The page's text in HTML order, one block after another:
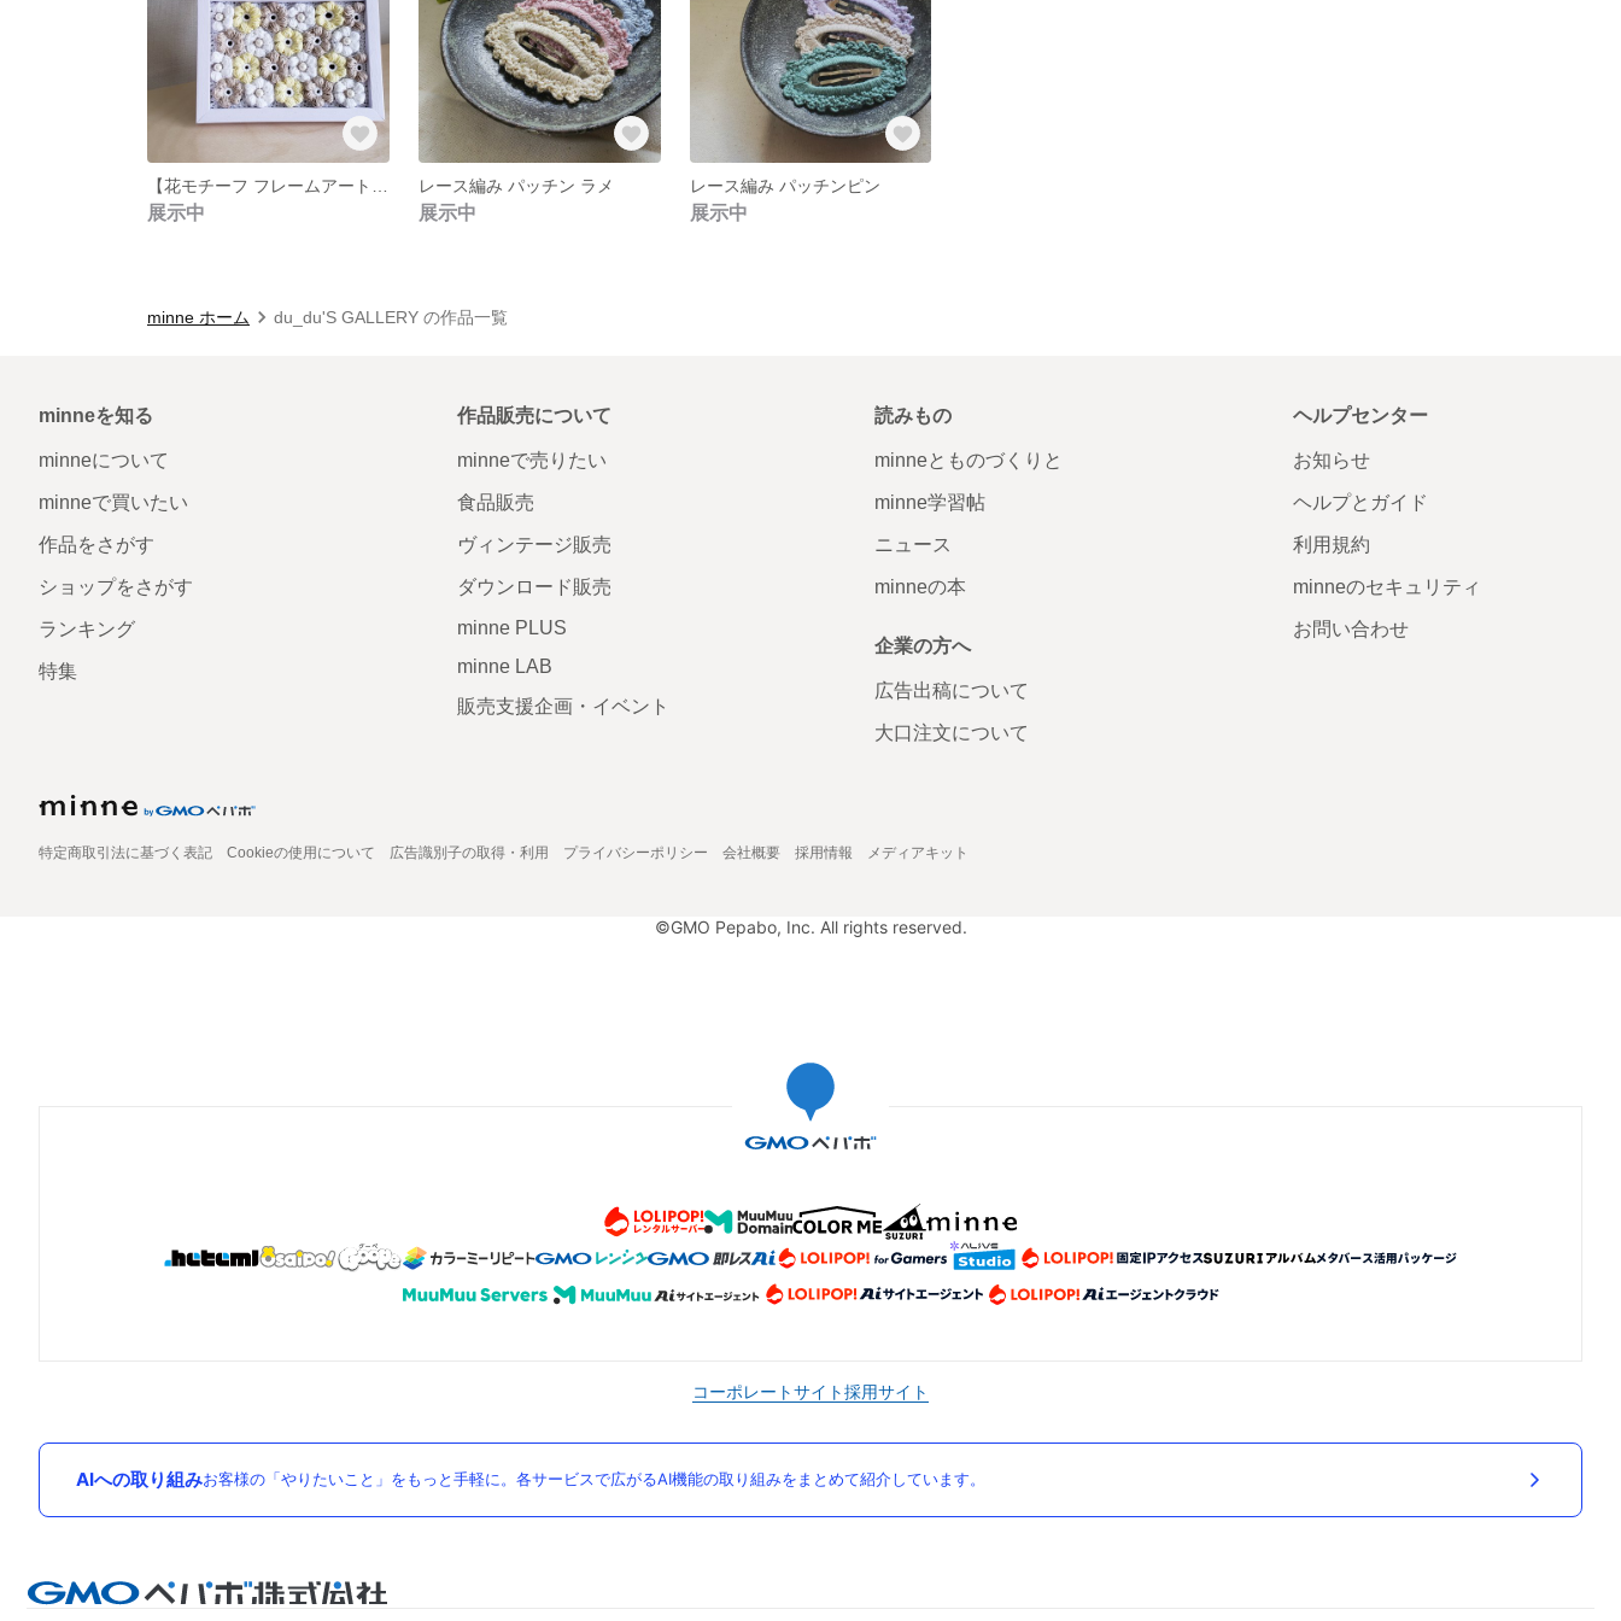
展示中
レース編み パッチン ラメ
展示中
レース編み パッチンピン
展示中
minne ホーム du_du'S GALLERY の作品一覧
minneを知る
minneについて
minneで買いたい
作品をさがす
ショップをさがす
ランキング
特集
作品販売について
minneで売りたい
食品販売
ヴィンテージ販売
ダウンロード販売
minne PLUS
minne LAB
販売支援企画・イベント
読みもの
minneとものづくりと
minne学習帖
ニュース
minneの本
企業の方へ
広告出稿について
大口注文について
ヘルプセンター
お知らせ
ヘルプとガイド
利用規約
minneのセキュリティ
お問い合わせ
特定商取引法に基づく表記 Cookieの使用について 広告識別子の取得・利用 プライバシーポリシー 会社概要 採用情報 メディアキット
©GMO Pepabo, Inc. All rights reserved.
コーポレートサイト採用サイト
AIへの取り組みお客様の「やりたいこと」をもっと手軽に。各サービスで広がるAI機能の取り組みをまとめて紹介しています。